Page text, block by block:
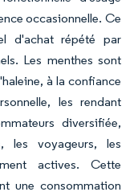
occasionnelle. Ce
d'achat répété par
Les menthes sont
à la confiance
les rendant
diversifiée,
les voyageurs, les
actives. Cette
une consommation